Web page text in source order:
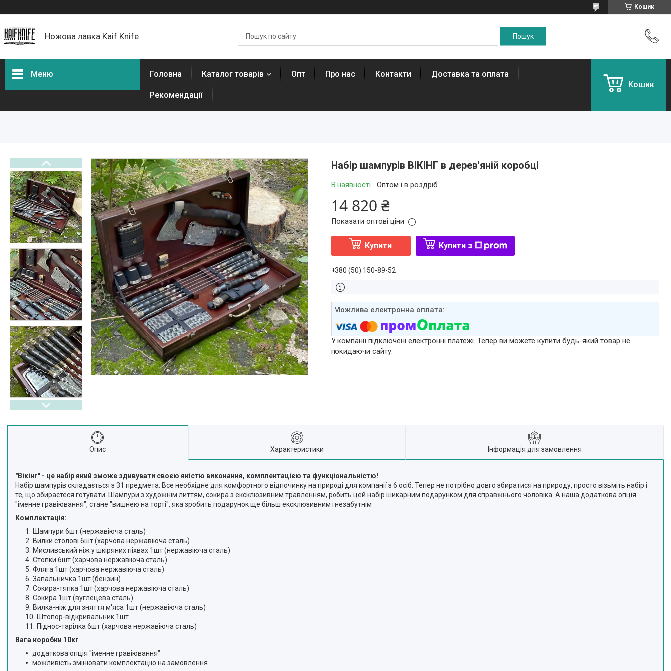
Кошик
Ножова лавка Kaif Knife
Меню Головна Каталог товарів Опт Про нас Контакти Доставка та оплата
Рекомендації
Кошик
Набір шампурів ВІКІНГ в дерев'яній коробці
В наявності Оптом і в роздріб
14 820 ₴
Показати оптові ціни
Купити Купити з
+380 (50) 150-89-52
У компанії підключені електронні платежі. Тепер ви можете купити будь-який товар не
покидаючи сайту.
Опис Характеристики Інформація для замовлення
"Вікінг" - це набір який зможе здивувати своєю якістю виконання, комплектацією та функціональністю!
Набір шампурів складається з 31 предмета. Все необхідне для комфортного відпочинку на природі для компанії з 6 осіб. Тепер не потрібно довго збиратися на природу, просто візьміть набір і
те, що збираєтеся готувати. Шампури з художнім литтям, сокира з ексклюзивним травленням, робить цей набір шикарним подарунком для справжнього чоловіка. А наша додаткова опція
"іменне гравіювання", стане "вишнею на торті", яка зробить подарунок ще більш ексклюзивним і незабутнім
Комплектація:
Шампури 6шт (нержавіюча сталь)
Вилки столові 6шт (харчова нержавіюча сталь)
Мисливський ніж у шкіряних піхвах 1шт (нержавіюча сталь)
Стопки 6шт (харчова нержавіюча сталь)
Фляга 1шт (харчова нержавіюча сталь)
Запальничка 1шт (бензин)
Сокира-тяпка 1шт (харчова нержавіюча сталь)
Сокира 1шт (вуглецева сталь)
Вилка-ніж для зняття м'яса 1шт (нержавіюча сталь)
Штопор-відкривальник 1шт
Піднос-тарілка 6шт (харчова нержавіюча сталь)
Вага коробки 10кг
додаткова опція "іменне гравіювання"
можливість змінювати комплектацію на замовлення